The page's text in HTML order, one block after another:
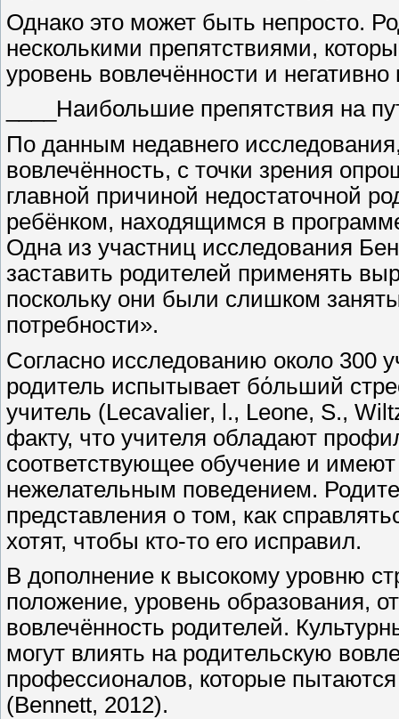
Однако это может быть непросто.
несколькими препятствиями,
уровень вовлечённости и
____Наибольшие препятствия на
По данным недавнего
вовлечённость, с точки зрения
главной причиной недостаточной
ребёнком, находящимся в
Одна из участниц исследования
заставить родителей применять
поскольку они были слишком
потребности».
Согласно исследованию около 300
родитель испытывает бόльший
учитель (Lecavalier, l., Leone, S.,
факту, что учителя обладают
соответствующее обучение и
нежелательным поведением.
представления о том, как
хотят, чтобы кто-то его исправил.
В дополнение к высокому уровню
положение, уровень образования,
вовлечённость родителей.
могут влиять на родительскую
профессионалов, которые
(Bennett, 2012).